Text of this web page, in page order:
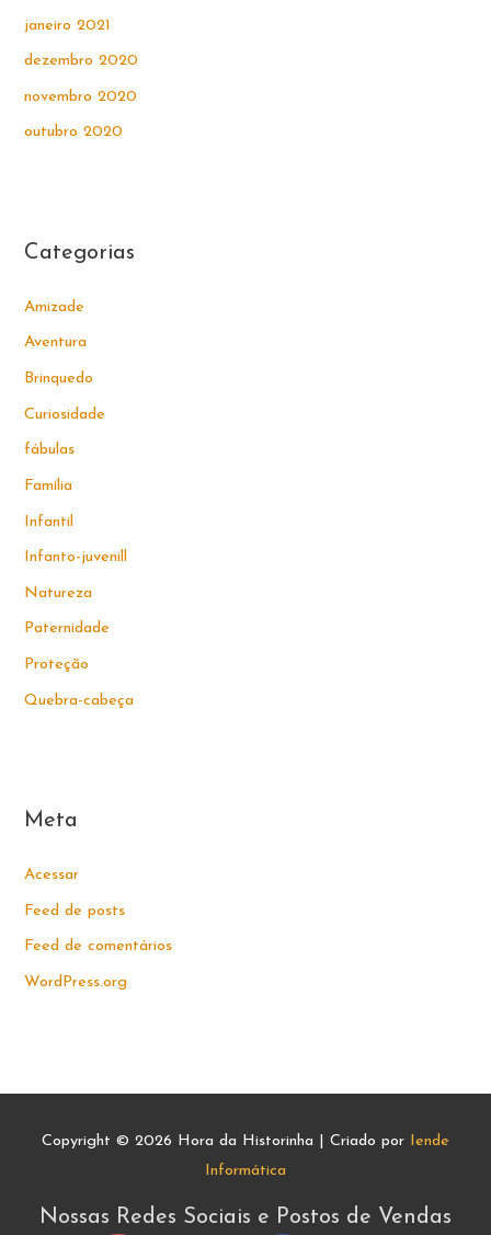
janeiro 2021
dezembro 2020
novembro 2020
outubro 2020
Categorias
Amizade
Aventura
Brinquedo
Curiosidade
fábulas
Família
Infantil
Infanto-juvenill
Natureza
Paternidade
Proteção
Quebra-cabeça
Meta
Acessar
Feed de posts
Feed de comentários
WordPress.org
Copyright © 2026 Hora da Historinha | Criado por
Iende
Informática
Nossas Redes Sociais e Postos de Vendas